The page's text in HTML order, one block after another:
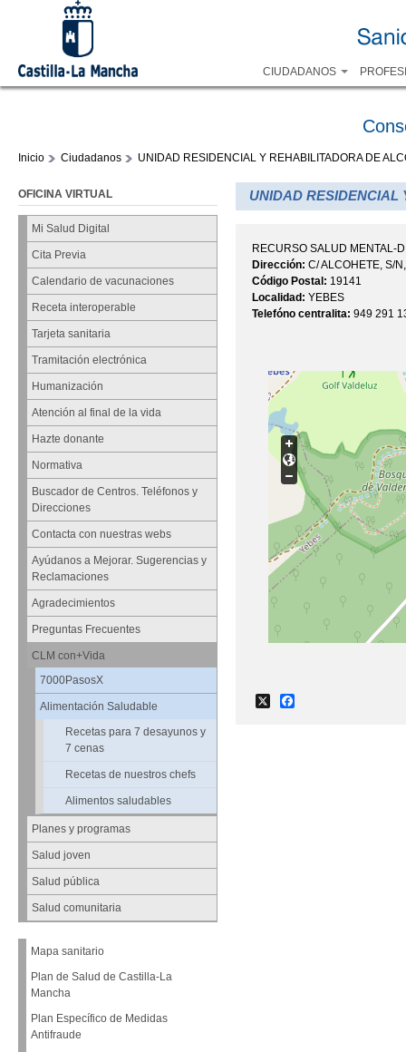
CIUDADANOS
Inicio Ciudadanos UNIDAD RESIDENCIAL Y REHABILITADORA DE
OFICINA VIRTUAL
Mi Salud Digital
Cita Previa
Calendario de vacunaciones
Receta interoperable
Tarjeta sanitaria
Tramitación electrónica
Humanización
Atención al final de la vida
Hazte donante
Normativa
Buscador de Centros. Teléfonos y
Direcciones
Contacta con nuestras webs
Ayúdanos a Mejorar. Sugerencias y
Reclamaciones
Agradecimientos
Preguntas Frecuentes
CLM con+Vida
7000PasosX
Alimentación Saludable
Recetas para 7 desayunos y
7 cenas
Recetas de nuestros chefs
Alimentos saludables
Planes y programas
Salud joven
Salud pública
Salud comunitaria
Mapa sanitario
Plan de Salud de Castilla-La
Mancha
Plan Específico de Medidas
Antifraude
UNIDAD RESIDENCIAL
RECURSO SALUD MENTAL-
Dirección: C/ ALCOHETE, S/
Código Postal: 19141
Localidad: YEBES
Telefóno centralita: 949 291